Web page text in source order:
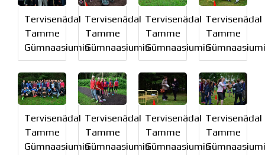
Distantsõpe
Kodukord
Projektid
ÜLDINFO
Sisseastumine
Meie kool
Dokumendid
Uudised
Lapsevanemale
Vilistlastele
Toitlustamine
Tervisenädal
Tamme
Gümnaasiumis
Tervisenädal
Tamme
Gümnaasiumis
Tervisenädal
Tamme
Gümnaasiumis
Tervisenädal
Tamme
Tervisenädal
Tamme
Gümnaasiumis
Tervisenädal
Tamme
Gümnaasiumis
Tervisenädal
Tamme
Gümnaasiumis
Tervisenädal
Tamme